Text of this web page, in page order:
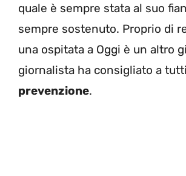
quale è sempre stata al suo
sempre sostenuto. Proprio di
una ospitata a Oggi è un altro
giornalista ha consigliato a
prevenzione.